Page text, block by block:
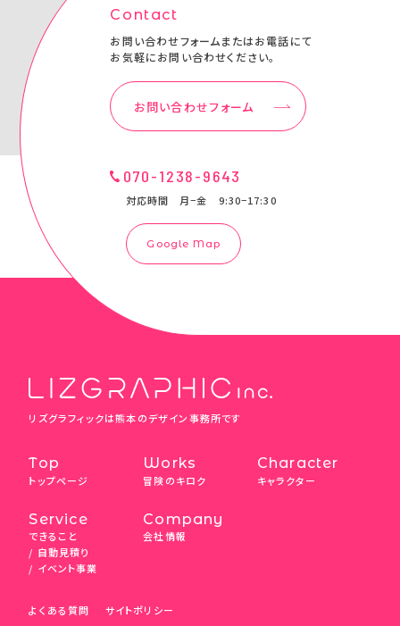
Contact
お問い合わせフォームまたはお電話にて
お気軽にお問い合わせください。
お問い合わせフォーム
070-1238-9643
対応時間 月−金 9:30−17:30
Google Map
リズグラフィックは熊本のデザイン事務所です
Top
トップページ
Works
冒険のキロク
Character
キャラクター
Service
できること
自動見積り
イベント事業
Company
会社情報
よくある質問 サイトポリシー